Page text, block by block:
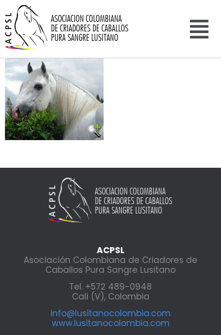
ACPSL
Asociación Colombiana de Criadores de
Caballos Pura Sangre Lusitano
Tel. +572 489-0948
Cali (V), Colombia
info@lusitanocolombia.com
www.lusitanocolombia.com